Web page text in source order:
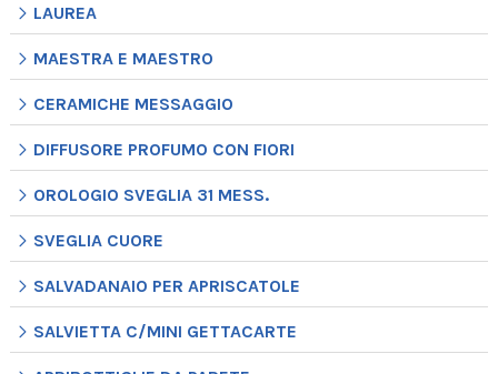
LAUREA
MAESTRA E MAESTRO
CERAMICHE MESSAGGIO
DIFFUSORE PROFUMO CON FIORI
OROLOGIO SVEGLIA 31 MESS.
SVEGLIA CUORE
SALVADANAIO PER APRISCATOLE
SALVIETTA C/MINI GETTACARTE